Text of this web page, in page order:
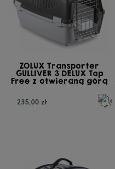
ZOLUX Transporter
GULLIVER 3 DELUX Top
Free z otwieraną górą
235,00 zł